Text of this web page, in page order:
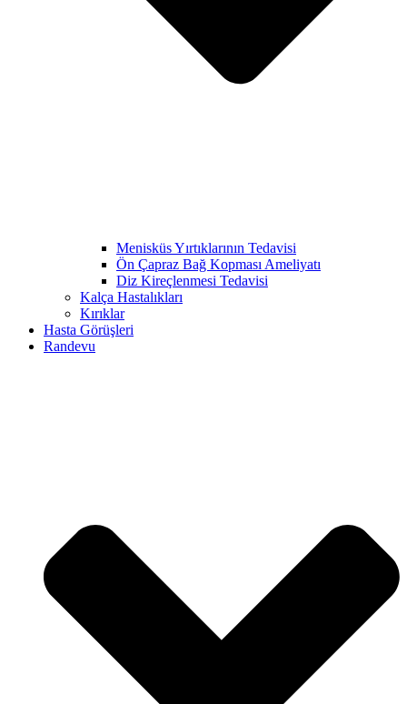
Menisküs Yırtıklarının Tedavisi
Ön Çapraz Bağ Kopması Ameliyatı
Diz Kireçlenmesi Tedavisi
Kalça Hastalıkları
Kırıklar
Hasta Görüşleri
Randevu